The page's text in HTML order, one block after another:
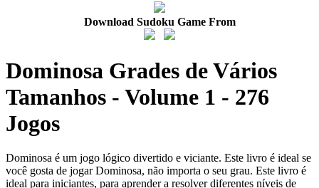
Download Sudoku Game From
Dominosa Grades de Vários
Tamanhos - Volume 1 - 276
Jogos
Dominosa é um jogo lógico divertido e viciante. Este livro é ideal se
você gosta de jogar Dominosa, não importa o seu grau. Este livro é
ideal para iniciantes, para aprender a resolver diferentes níveis de